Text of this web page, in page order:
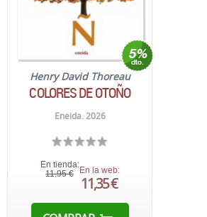
Henry David Thoreau
COLORES DE OTOÑO
Eneida. 2026
En tienda:
11,95 € En la web:
11,35 €